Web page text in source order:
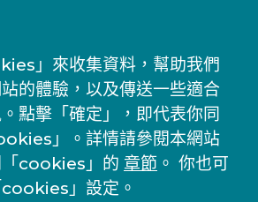
」來收集資料，幫助我們
的體驗，以及傳送一些適合
點擊「確定」，即代表你同
」。詳情請參閱本網站
「cookies」的 章節 。 你也可
」設定。